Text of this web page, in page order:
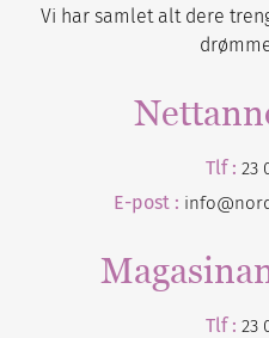
Vi har samlet alt dere
Tlf : 23
E-post :
Tlf : 23